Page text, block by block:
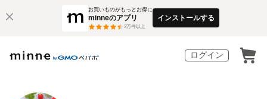
お買いものがもっとお得に
minneのアプリ
3万件以上
インストールする
ログイン